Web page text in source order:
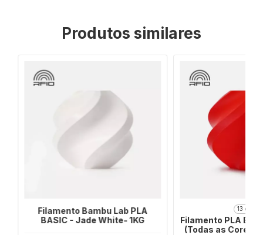
Produtos similares
Filamento Bambu Lab PLA
BASIC - Jade White- 1KG
13 cores
Filamento PLA
(Todas as Cores)